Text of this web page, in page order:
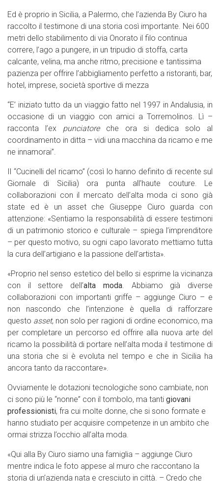
Ed è proprio in Sicilia, a Palermo, che l’azienda By Ciuro ha
raccolto il testimone di una storia così importante. Nei 600
metri dello stabilimento di via Onorato il filo continua
correre, l’ago a pungere, in un tripudio di stoffa, carta
calcante, velina, ma anche ritmo, precisione e tantissima
pazienza per offrire l’abbigliamento perfetto a ristoranti, bar,
hotel, imprese, società sportive di mezza
“E’ iniziato tutto da un viaggio fatto nel 1997 in Andalusia, in
occasione di un viaggio con amici a Torremolinos. Lì –
racconta l’ex punciatore che ora si dedica solo al
coordinamento in ditta – vidi una macchina da ricamo e me
ne innamorai”.
Il “Cucinelli del ricamo” (così lo hanno definito di recente sul
Giornale di Sicilia) ora punta all’haute couture. Le
collaborazioni con il mercato dell’alta moda ci sono già
state ed è un asset che Giuseppe Ciuro guarda con
attenzione: «Sentiamo la responsabilità di essere testimoni
di un patrimonio storico e culturale – spiega l’imprenditore
– per questo motivo, su ogni capo lavorato mettiamo tutta
la cura dell’artigiano e la passione dell’artista».
«Proprio nel senso estetico del bello si esprime la vicinanza
con il settore dell’alta moda. Abbiamo già diverse
collaborazioni con importanti griffe – aggiunge Ciuro – e
non nascondo che l’intenzione è quella di rafforzare
questo asset, non solo per ragioni di ordine economico, ma
per completare un percorso ed offrire alla nuova arte del
ricamo la possibilità di portare nell’alta moda il testimone di
una storia che si è evoluta nel tempo e che in Sicilia ha
ancora tanto da raccontare».
Ovviamente le dotazioni tecnologiche sono cambiate, non
ci sono più le “nonne” con il tombolo, ma tanti giovani
professionisti, fra cui molte donne, che si sono formate e
hanno studiato per acquisire competenze in un ambito che
ormai strizza l’occhio all’alta moda.
«Qui alla By Ciuro siamo una famiglia – aggiunge Ciuro
mentre indica le foto appese al muro che raccontano la
storia di un’azienda nata e cresciuto in città. – Credo che